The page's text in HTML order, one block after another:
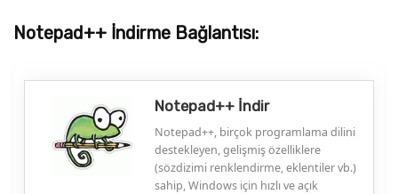
Notepad++ İndirme Bağlantısı:
Notepad++ İndir
Notepad++, birçok programlama dilini
destekleyen, gelişmiş özelliklere
(sözdizimi renklendirme, eklentiler vb.)
sahip, Windows için hızlı ve açık